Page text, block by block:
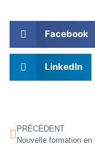
Facebook
LinkedIn
PRÉCÉDENT